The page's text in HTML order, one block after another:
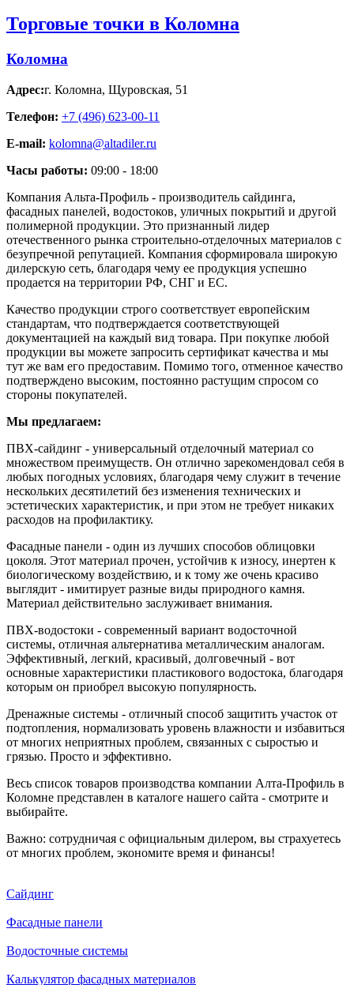
Торговые точки в Коломна
Коломна
Адрес:г. Коломна, Щуровская, 51
Телефон: +7 (496) 623-00-11
E-mail: kolomna@altadiler.ru
Часы работы: 09:00 - 18:00
Компания Альта-Профиль - производитель сайдинга,
фасадных панелей, водостоков, уличных покрытий и другой
полимерной продукции. Это признанный лидер
отечественного рынка строительно-отделочных материалов с
безупречной репутацией. Компания сформировала широкую
дилерскую сеть, благодаря чему ее продукция успешно
продается на территории РФ, СНГ и ЕС.
Качество продукции строго соответствует европейским
стандартам, что подтверждается соответствующей
документацией на каждый вид товара. При покупке любой
продукции вы можете запросить сертификат качества и мы
тут же вам его предоставим. Помимо того, отменное качество
подтверждено высоким, постоянно растущим спросом со
стороны покупателей.
Мы предлагаем:
ПВХ-сайдинг - универсальный отделочный материал со
множеством преимуществ. Он отлично зарекомендовал себя в
любых погодных условиях, благодаря чему служит в течение
нескольких десятилетий без изменения технических и
эстетических характеристик, и при этом не требует никаких
расходов на профилактику.
Фасадные панели - один из лучших способов облицовки
цоколя. Этот материал прочен, устойчив к износу, инертен к
биологическому воздействию, и к тому же очень красиво
выглядит - имитирует разные виды природного камня.
Материал действительно заслуживает внимания.
ПВХ-водостоки - современный вариант водосточной
системы, отличная альтернатива металлическим аналогам.
Эффективный, легкий, красивый, долговечный - вот
основные характеристики пластикового водостока, благодаря
которым он приобрел высокую популярность.
Дренажные системы - отличный способ защитить участок от
подтопления, нормализовать уровень влажности и избавиться
от многих неприятных проблем, связанных с сыростью и
грязью. Просто и эффективно.
Весь список товаров производства компании Алта-Профиль в
Коломне представлен в каталоге нашего сайта - смотрите и
выбирайте.
Важно: сотрудничая с официальным дилером, вы страхуетесь
от многих проблем, экономите время и финансы!
Сайдинг
Фасадные панели
Водосточные системы
Калькулятор фасадных материалов